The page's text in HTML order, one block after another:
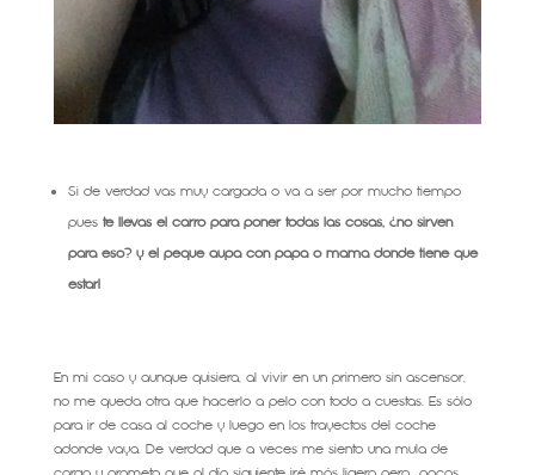
Si de verdad vas muy cargada o va a ser por mucho tiempo
pues te llevas el carro para poner todas las cosas, ¿no sirven
para eso? y el peque aupa con papa o mama donde tiene que
estar!
En mi caso y aunque quisiera, al vivir en un primero sin ascensor,
no me queda otra que hacerlo a pelo con todo a cuestas. Es sólo
para ir de casa al coche y luego en los trayectos del coche
adonde vaya. De verdad que a veces me siento una mula de